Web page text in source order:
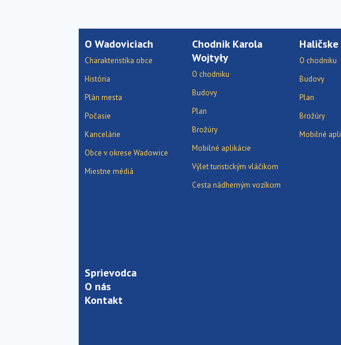
O Wadoviciach
Charakteristika obce
História
Plán mesta
Počasie
Kancelárie
Obce v okrese Wadowice
Miestne médiá
Chodnik Karola
Wojtyły
O chodniku
Budovy
Plan
Brožúry
Mobilné aplikácie
Výlet turistickým vláčikom
Cesta nádherným vozíkom
O chodniku
Budovy
Plan
Brožúry
Mobilné
Sprievodca
O nás
Kontakt